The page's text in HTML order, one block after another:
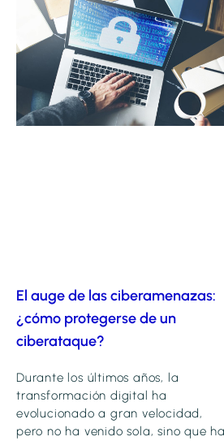
El auge de las ciberamenazas:
¿cómo protegerse de un
ciberataque?
Durante los últimos años, la
transformación digital ha
evolucionado a gran velocidad,
pero no ha venido sola, sino que ha